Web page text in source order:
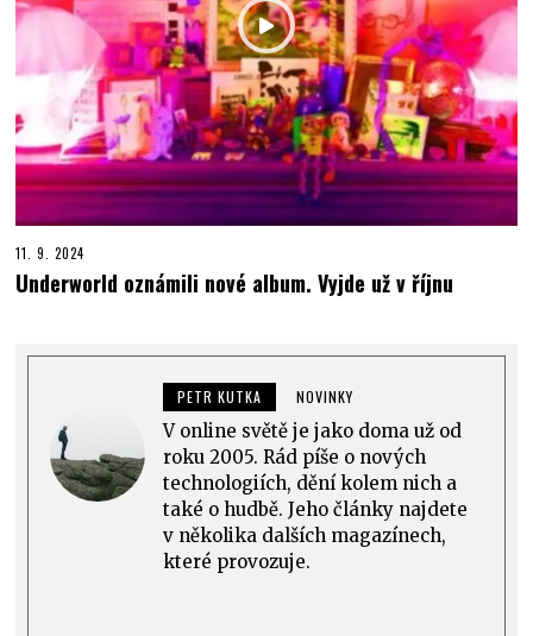
11. 9. 2024
Underworld oznámili nové album. Vyjde už v říjnu
PETR KUTKA NOVINKY
V online světě je jako doma už od
roku 2005. Rád píše o nových
technologiích, dění kolem nich a
také o hudbě. Jeho články najdete
v několika dalších magazínech,
které provozuje.